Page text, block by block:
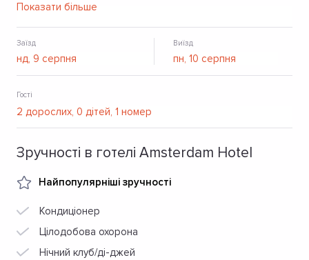
Щоранку гостям подають сніданок.
Показати більше
Заїзд Виїзд
Гості
Зручності в готелі Amsterdam Hotel
Найпопулярніші зручності
Кондиціонер
Цілодобова охорона
Нічний клуб/ді-джей